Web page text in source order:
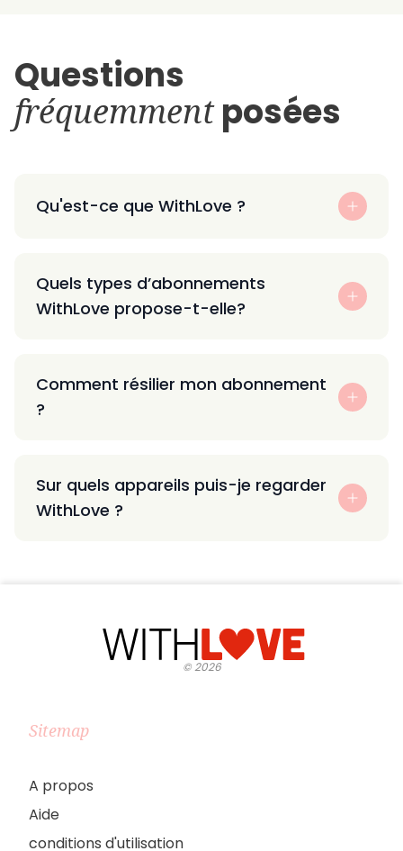
Questions
fréquemmentposées
Qu'est-ce que WithLove ?
Quels types d’abonnements
WithLove propose-t-elle?
Comment résilier mon abonnement
?
Sur quels appareils puis-je regarder
WithLove ?
©2026
Sitemap
A propos
Aide
conditions d'utilisation